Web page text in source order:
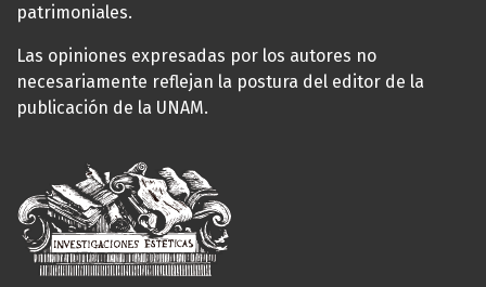
patrimoniales.
Las opiniones expresadas por los autores no
necesariamente reflejan la postura del editor de la
publicación de la UNAM.